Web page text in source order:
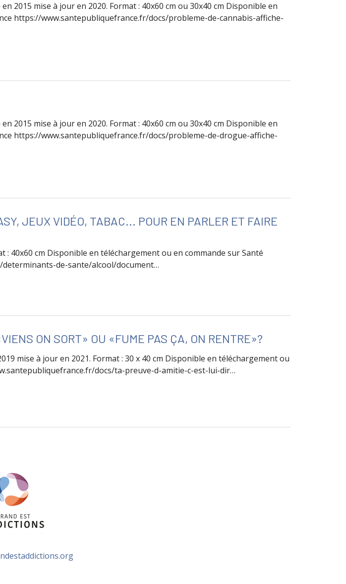
2015 mise à jour en 2020. Format : 40x60 cm ou 30x40 cm Disponible en
https://www.santepubliquefrance.fr/docs/probleme-de-cannabis-affiche-
2015 mise à jour en 2020. Format : 40x60 cm ou 30x40 cm Disponible en
https://www.santepubliquefrance.fr/docs/probleme-de-drogue-affiche-
JEUX VIDÉO, TABAC... POUR EN PARLER ET FAIRE
: 40x60 cm Disponible en téléchargement ou en commande sur Santé
de-sante/alcool/document…
ON SORT» OU «FUME PAS ÇA, ON RENTRE»?
mise à jour en 2021. Format : 30 x 40 cm Disponible en téléchargement ou
docs/ta-preuve-d-amitie-c-est-lui-dir…